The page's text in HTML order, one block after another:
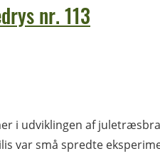
nr. 113
i udviklingen af
var små spredte